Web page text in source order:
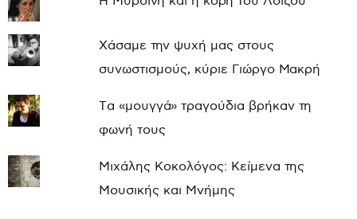
Χάσαμε την ψυχή μας στους
συνωστισμούς, κύριε Γιώργο Μακρή
Τα «μουγγά» τραγούδια βρήκαν τη
φωνή τους
Μιχάλης Κοκολόγος: Κείμενα της
Μουσικής και Μνήμης